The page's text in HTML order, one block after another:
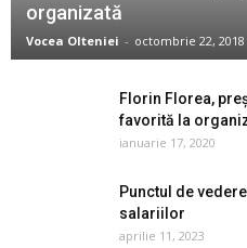
organizată
Vocea Olteniei - octombrie 22, 2018
Florin Florea,
favorită la
ianuarie 17, 2020
Punctul de
salariilor
aprilie 11, 2023